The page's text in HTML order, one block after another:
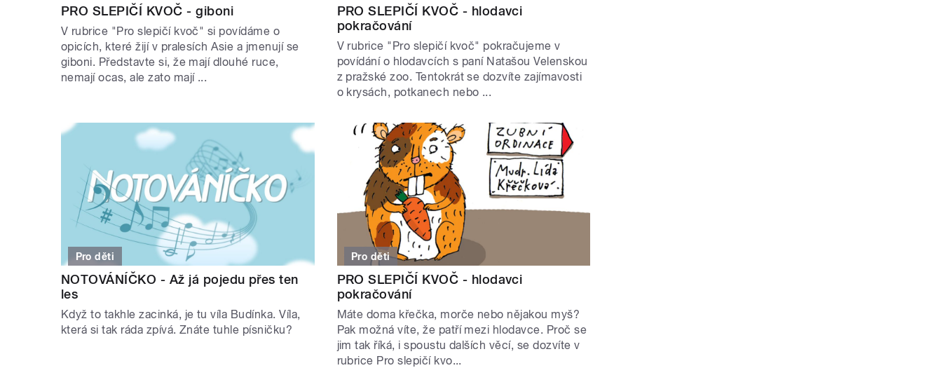
PRO SLEPIČÍ KVOČ - giboni
V rubrice "Pro slepičí kvoč" si povídáme o
opicích, které žijí v pralesích Asie a jmenují se
giboni. Představte si, že mají dlouhé ruce,
nemají ocas, ale zato mají ...
PRO SLEPIČÍ KVOČ - hlodavci
pokračování
V rubrice "Pro slepičí kvoč" pokračujeme v
povídání o hlodavcích s paní Natašou Velenskou
z pražské zoo. Tentokrát se dozvíte zajímavosti
o krysách, potkanech nebo ...
Pro děti
NOTOVÁNÍČKO - Až já pojedu přes ten
les
Když to takhle zacinká, je tu víla Budínka. Víla,
která si tak ráda zpívá. Znáte tuhle písničku?
Pro děti
PRO SLEPIČÍ KVOČ - hlodavci
pokračování
Máte doma křečka, morče nebo nějakou myš?
Pak možná víte, že patří mezi hlodavce. Proč se
jim tak říká, i spoustu dalších věcí, se dozvíte v
rubrice Pro slepičí kvo...